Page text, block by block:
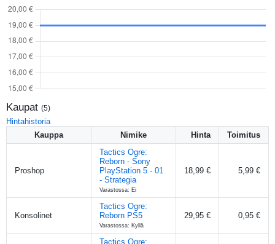
Kaupat (5)
Hintahistoria
Kauppa
Nimike Hinta Toimitus
Proshop
Tactics Ogre:
Reborn - Sony
PlayStation 5 - 01
- Strategia
Varastossa: Ei
18,99 € 5,99 €
Konsolinet
Tactics Ogre:
Reborn PS5
Varastossa: Kyllä
29,95 € 0,95 €
Tactics Ogre: